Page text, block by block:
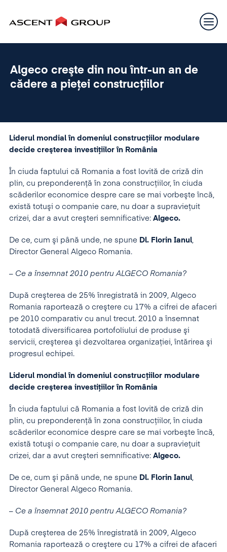
Algeco creşte din nou într-un an de
cădere a pieței construcţiilor
Liderul mondial în domeniul construcţiilor modulare
decide creşterea investiţiilor în România
În ciuda faptului că Romania a fost lovită de criză din
plin, cu preponderenţă în zona construcţiilor, în ciuda
scăderilor economice despre care se mai vorbeşte încă,
există totuşi o companie care, nu doar a supravieţuit
crizei, dar a avut creşteri semnificative: Algeco.
De ce, cum şi până unde, ne spune Dl. Florin Ianul,
Director General Algeco Romania.
– Ce a însemnat 2010 pentru ALGECO Romania?
După creşterea de 25% înregistrată in 2009, Algeco
Romania raportează o creştere cu 17% a cifrei de afaceri
pe 2010 comparativ cu anul trecut. 2010 a însemnat
totodată diversificarea portofoliului de produse şi
servicii, creşterea şi dezvoltarea organizaţiei, întărirea şi
progresul echipei.
Liderul mondial în domeniul construcţiilor modulare
decide creşterea investiţiilor în România
În ciuda faptului că Romania a fost lovită de criză din
plin, cu preponderenţă în zona construcţiilor, în ciuda
scăderilor economice despre care se mai vorbeşte încă,
există totuşi o companie care, nu doar a supravieţuit
crizei, dar a avut creşteri semnificative: Algeco.
De ce, cum şi până unde, ne spune Dl. Florin Ianul,
Director General Algeco Romania.
– Ce a însemnat 2010 pentru ALGECO Romania?
După creşterea de 25% înregistrată in 2009, Algeco
Romania raportează o creştere cu 17% a cifrei de afaceri